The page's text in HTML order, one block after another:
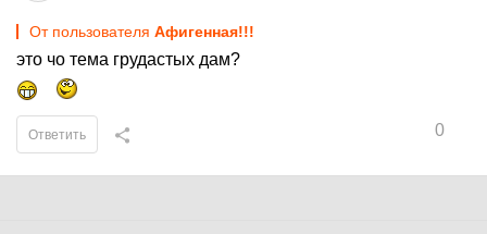
От пользователя Афигенная!!!
это чо тема грудастых дам?
0
Ответить